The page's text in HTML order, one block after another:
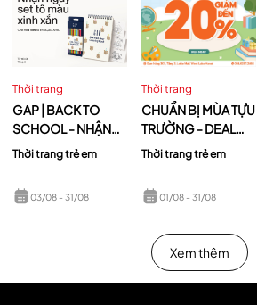
Thời trang
GAP | BACK TO
SCHOOL - NHẬN
SET TÔ MÀU XINH
XẮN KHI MUA SẮM
TẠI GAP
Thời trang trẻ em
03/08- 31/08
Thời trang
CHUẨN BỊ MÙA TỰU
TRƯỜNG - DEAL
HOT ĐANG CHỜ BA
MAMANBÉBÉ
LOTTE MALL
Thời trang trẻ em
01/08- 31/08
Xem thêm